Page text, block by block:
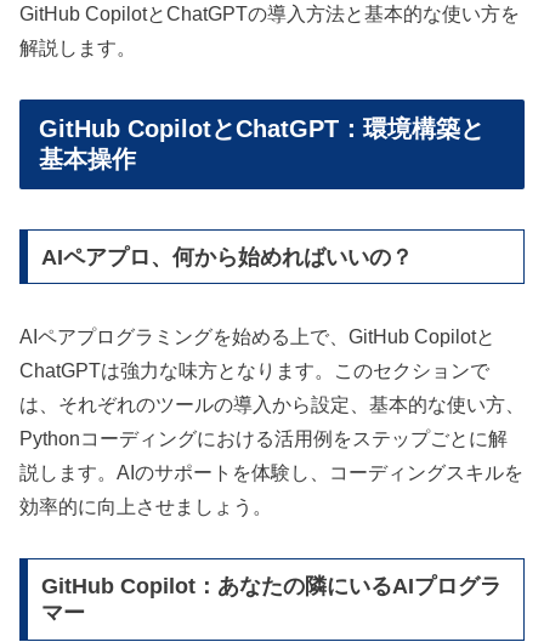
GitHub CopilotとChatGPTの導入方法と基本的な使い方を
解説します。
GitHub CopilotとChatGPT：環境構築と
基本操作
AIペアプロ、何から始めればいいの？
AIペアプログラミングを始める上で、GitHub Copilotと
ChatGPTは強力な味方となります。このセクションで
は、それぞれのツールの導入から設定、基本的な使い方、
Pythonコーディングにおける活用例をステップごとに解
説します。AIのサポートを体験し、コーディングスキルを
効率的に向上させましょう。
GitHub Copilot：あなたの隣にいるAIプログラ
マー